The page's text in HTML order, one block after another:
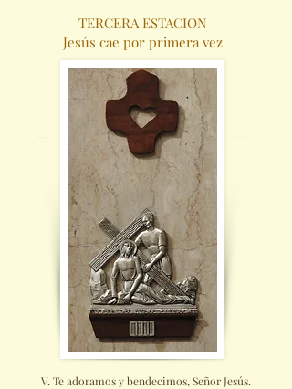
TERCERA ESTACION
Jesús cae por primera vez
V. Te adoramos y bendecimos, Señor Jesús.